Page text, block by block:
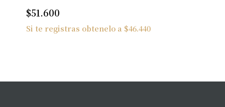
$51.600
Si te registras obtenelo a $46.440